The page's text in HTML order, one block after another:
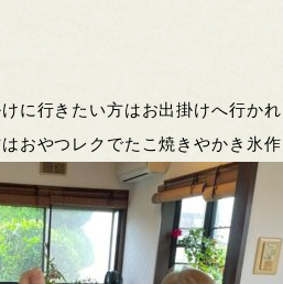
に行きたい方はお出掛けへ行かれ
おやつレクでたこ焼きやかき氷